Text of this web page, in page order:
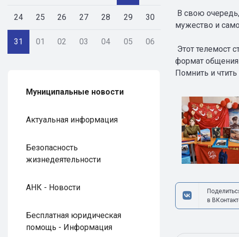
24 25 26 27 28 29 30
31 01 02 03 04 05 06
Муниципальные новости
Актуальная информация
Безопасность
жизнедеятельности
АНК - Новости
Бесплатная юридическая
помощь - Информация
В свою
мужество и
Этот телемост
формат общения
Помнить и
в